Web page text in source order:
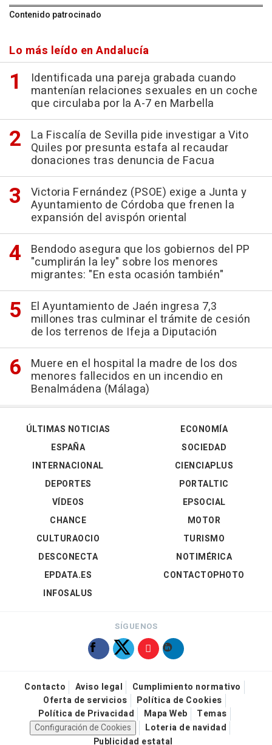
Contenido patrocinado
Lo más leído en Andalucía
Identificada una pareja grabada cuando
mantenían relaciones sexuales en un coche
que circulaba por la A-7 en Marbella
La Fiscalía de Sevilla pide investigar a Vito
Quiles por presunta estafa al recaudar
donaciones tras denuncia de Facua
Victoria Fernández (PSOE) exige a Junta y
Ayuntamiento de Córdoba que frenen la
expansión del avispón oriental
Bendodo asegura que los gobiernos del PP
"cumplirán la ley" sobre los menores
migrantes: "En esta ocasión también"
El Ayuntamiento de Jaén ingresa 7,3
millones tras culminar el trámite de cesión
de los terrenos de Ifeja a Diputación
Muere en el hospital la madre de los dos
menores fallecidos en un incendio en
Benalmádena (Málaga)
ÚLTIMAS NOTICIAS
ESPAÑA
INTERNACIONAL
DEPORTES
VÍDEOS
ECONOMÍA
SOCIEDAD
CIENCIAPLUS
PORTALTIC
EPSOCIAL
CHANCE
CULTURAOCIO
DESCONECTA
EPDATA.ES
INFOSALUS
MOTOR
TURISMO
NOTIMÉRICA
CONTACTOPHOTO
SÍGUENOS
Contacto Aviso legal
Cumplimiento normativo
Oferta de servicios
Política de Cookies
Política de Privacidad
Mapa Web
Temas
Configuración de Cookies
Loteria de navidad
Publicidad estatal